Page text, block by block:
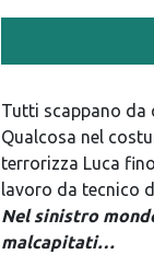
Tutti scappano da
Qualcosa nel
terrorizza Luca
lavoro da tecnico
Nel sinistro
malcapitati…